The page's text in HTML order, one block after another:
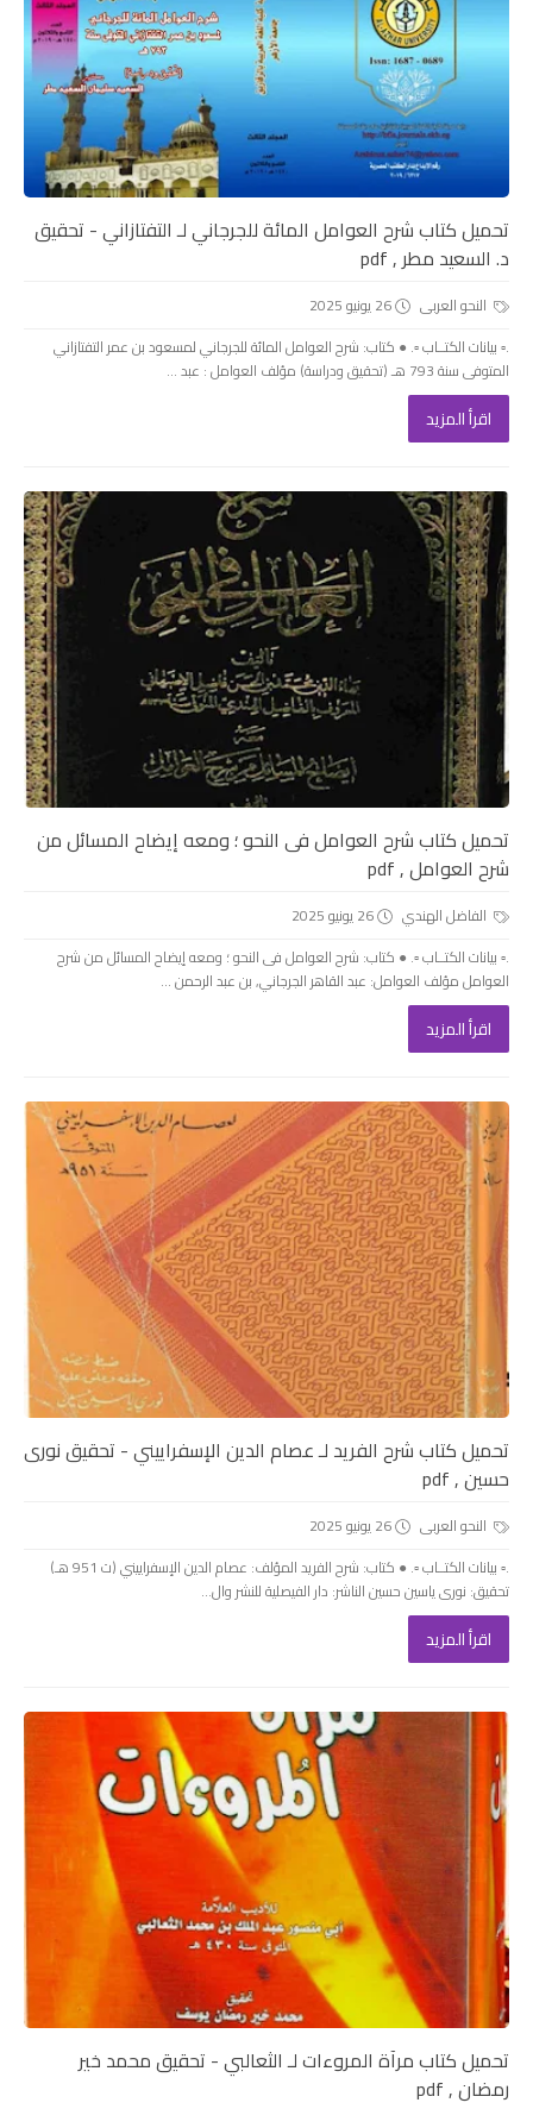
تحميل كتاب شرح العوامل المائة للجرجاني لـ التفتازاني - تحقيق
د. السعيد مطر , pdf
النحو العربى
26 يونيو 2025
.▫️ بيانات الكتــاب ▫️. ● كتاب: شرح العوامل المائة للجرجاني لمسعود بن عمر التفتازاني
المتوفى سنة 793 هـ (تحقيق ودراسة) مؤلف العوامل : عبد ...
اقرأ المزيد
تحميل كتاب شرح العوامل فى النحو ؛ ومعه إيضاح المسائل من
شرح العوامل , pdf
الفاضل الهندي
26 يونيو 2025
.▫️ بيانات الكتــاب ▫️. ● كتاب: شرح العوامل فى النحو ؛ ومعه إيضاح المسائل من شرح
العوامل مؤلف العوامل: عبد القاهر الجرجاني, بن عبد الرحمن ...
اقرأ المزيد
تحميل كتاب شرح الفريد لـ عصام الدين الإسفراييني - تحقيق نورى
حسين , pdf
النحو العربى
26 يونيو 2025
.▫️ بيانات الكتــاب ▫️. ● كتاب: شرح الفريد المؤلف: عصام الدين الإسفراييني (ت 951 هـ)
تحقيق: نورى ياسين حسين الناشر: دار الفيصلية للنشر وال...
اقرأ المزيد
تحميل كتاب مرآة المروءات لـ الثعالبي - تحقيق محمد خير
رمضان , pdf